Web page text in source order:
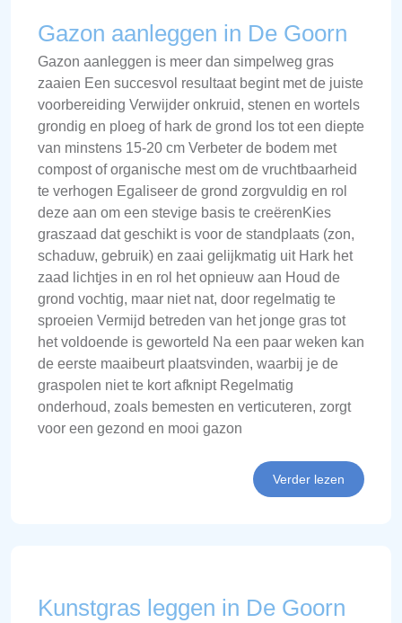
Gazon aanleggen in De Goorn
Gazon aanleggen is meer dan simpelweg gras
zaaien Een succesvol resultaat begint met de juiste
voorbereiding Verwijder onkruid, stenen en wortels
grondig en ploeg of hark de grond los tot een diepte
van minstens 15-20 cm Verbeter de bodem met
compost of organische mest om de vruchtbaarheid
te verhogen Egaliseer de grond zorgvuldig en rol
deze aan om een stevige basis te creërenKies
graszaad dat geschikt is voor de standplaats (zon,
schaduw, gebruik) en zaai gelijkmatig uit Hark het
zaad lichtjes in en rol het opnieuw aan Houd de
grond vochtig, maar niet nat, door regelmatig te
sproeien Vermijd betreden van het jonge gras tot
het voldoende is geworteld Na een paar weken kan
de eerste maaibeurt plaatsvinden, waarbij je de
graspolen niet te kort afknipt Regelmatig
onderhoud, zoals bemesten en verticuteren, zorgt
voor een gezond en mooi gazon
Verder lezen
Kunstgras leggen in De Goorn